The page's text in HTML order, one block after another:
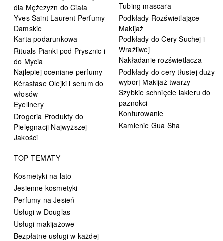
dla Mężczyzn do Ciała
Yves Saint Laurent Perfumy
Damskie
Karta podarunkowa
Rituals Pianki pod Prysznic i
do Mycia
Najlepiej oceniane perfumy
Kérastase Olejki i serum do
włosów
Eyelinery
Drogeria Produkty do
Pielęgnacji Najwyższej
Jakości
Tubing mascara
Podkłady Rozświetlające
Makijaż
Podkłady do Cery Suchej i
Wrażliwej
Nakładanie rozświetlacza
Podkłady do cery tłustej duży
wybór| Makijaż twarzy
Szybkie schnięcie lakieru do
paznokci
Konturowanie
Kamienie Gua Sha
TOP TEMATY
Kosmetyki na lato
Jesienne kosmetyki
Perfumy na Jesień
Usługi w Douglas
Usługi makijażowe
Bezpłatne usługi w każdej